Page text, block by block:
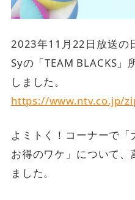
2023年11月22日放送の
Syの「TEAM BLACKS」
しました。
https://www.ntv.co.jp/
よミトく！コーナーで
お得のワケ」について
ました。